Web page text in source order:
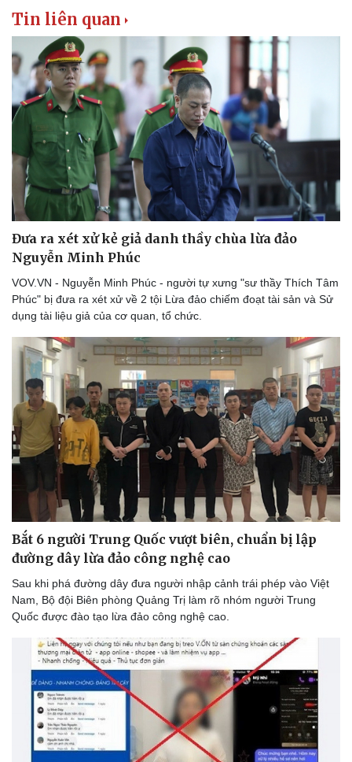
Thể thao
Bóng đá
Lịch thi đấu bóng đá
Thế giới thể thao
eSports
Hậu trường
Ô tô - Xe máy
Ô tô
Xe máy
Tư vấn
Tin liên quan
Đưa ra xét xử kẻ giả danh thầy chùa lừa đảo
Nguyễn Minh Phúc
VOV.VN - Nguyễn Minh Phúc - người tự xưng "sư thầy Thích Tâm
Phúc" bị đưa ra xét xử về 2 tội Lừa đảo chiếm đoạt tài sản và Sử
dụng tài liệu giả của cơ quan, tổ chức.
Bắt 6 người Trung Quốc vượt biên, chuẩn bị lập
đường dây lừa đảo công nghệ cao
Sau khi phá đường dây đưa người nhập cảnh trái phép vào Việt
Nam, Bộ đội Biên phòng Quảng Trị làm rõ nhóm người Trung
Quốc được đào tạo lừa đảo công nghệ cao.